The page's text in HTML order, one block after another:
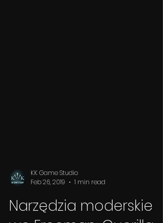
KK Game Studio
Feb 26, 2019
1 min read